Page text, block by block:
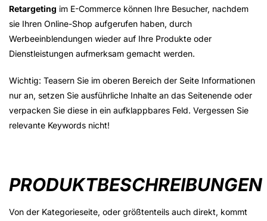
Retargeting im E-Commerce können Ihre Besucher, nachdem
sie Ihren Online-Shop aufgerufen haben, durch
Werbeeinblendungen wieder auf Ihre Produkte oder
Dienstleistungen aufmerksam gemacht werden.
Wichtig: Teasern Sie im oberen Bereich der Seite Informationen
nur an, setzen Sie ausführliche Inhalte an das Seitenende oder
verpacken Sie diese in ein aufklappbares Feld. Vergessen Sie
relevante Keywords nicht!
PRODUKTBESCHREIBUNGEN
Von der Kategorieseite, oder größtenteils auch direkt, kommt